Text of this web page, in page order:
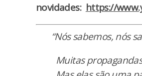
novidades: https://
“Nós sabemos, nós
Muitas